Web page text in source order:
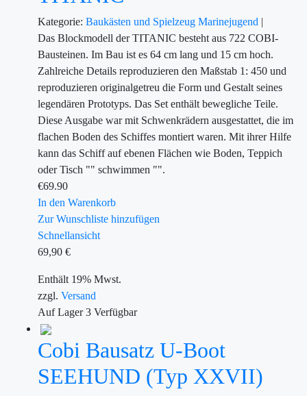
Kategorie: Baukästen und Spielzeug Marinejugend |
Das Blockmodell der TITANIC besteht aus 722 COBI-
Bausteinen. Im Bau ist es 64 cm lang und 15 cm hoch.
Zahlreiche Details reproduzieren den Maßstab 1: 450 und
reproduzieren originalgetreu die Form und Gestalt seines
legendären Prototyps. Das Set enthält bewegliche Teile.
Diese Ausgabe war mit Schwenkrädern ausgestattet, die im
flachen Boden des Schiffes montiert waren. Mit ihrer Hilfe
kann das Schiff auf ebenen Flächen wie Boden, Teppich
oder Tisch "" schwimmen "".
€69.90
In den Warenkorb
Zur Wunschliste hinzufügen
Schnellansicht
69,90 €
Enthält 19% Mwst.
zzgl. Versand
Auf Lager3 Verfügbar
Cobi Bausatz U-Boot
SEEHUND (Typ XXVII)